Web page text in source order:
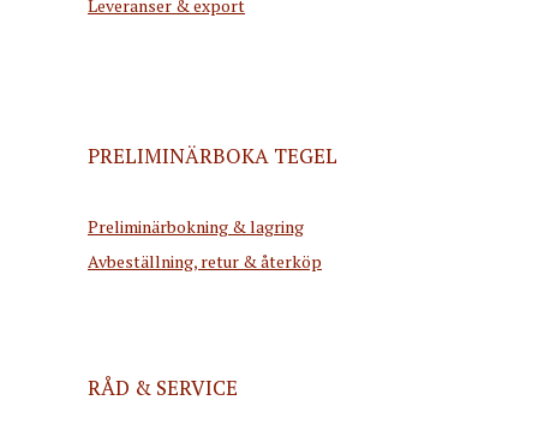
Leveranser & export
PRELIMINÄRBOKA TEGEL
Preliminärbokning & lagring
Avbeställning, retur & återköp
RÅD & SERVICE